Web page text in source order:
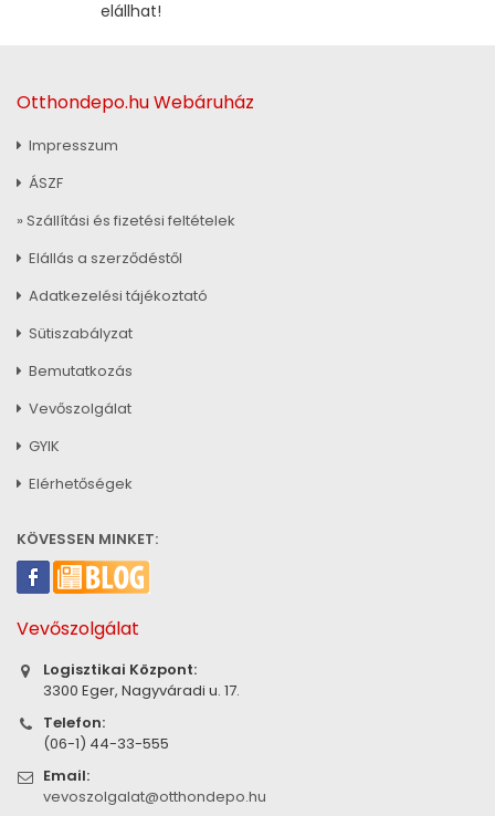
elállhat!
Otthondepo.hu Webáruház
Impresszum
ÁSZF
» Szállítási és fizetési feltételek
Elállás a szerződéstől
Adatkezelési tájékoztató
Sütiszabályzat
Bemutatkozás
Vevőszolgálat
GYIK
Elérhetőségek
KÖVESSEN MINKET:
Vevőszolgálat
Logisztikai Központ:
3300 Eger, Nagyváradi u. 17.
Telefon:
(06-1) 44-33-555
Email:
vevoszolgalat@otthondepo.hu